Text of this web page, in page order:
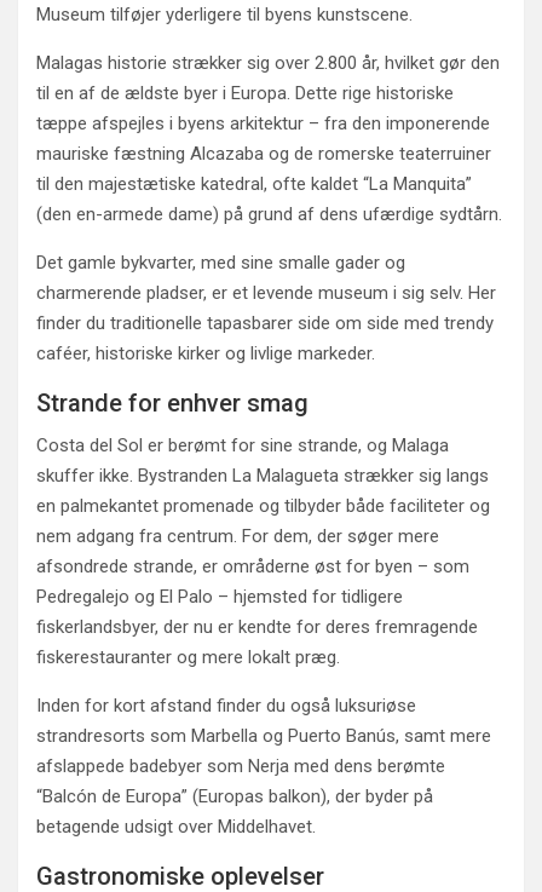
Museum tilføjer yderligere til byens kunstscene.
Malagas historie strækker sig over 2.800 år, hvilket gør den
til en af de ældste byer i Europa. Dette rige historiske
tæppe afspejles i byens arkitektur – fra den imponerende
mauriske fæstning Alcazaba og de romerske teaterruiner
til den majestætiske katedral, ofte kaldet “La Manquita”
(den en-armede dame) på grund af dens ufærdige sydtårn.
Det gamle bykvarter, med sine smalle gader og
charmerende pladser, er et levende museum i sig selv. Her
finder du traditionelle tapasbarer side om side med trendy
caféer, historiske kirker og livlige markeder.
Strande for enhver smag
Costa del Sol er berømt for sine strande, og Malaga
skuffer ikke. Bystranden La Malagueta strækker sig langs
en palmekantet promenade og tilbyder både faciliteter og
nem adgang fra centrum. For dem, der søger mere
afsondrede strande, er områderne øst for byen – som
Pedregalejo og El Palo – hjemsted for tidligere
fiskerlandsbyer, der nu er kendte for deres fremragende
fiskerestauranter og mere lokalt præg.
Inden for kort afstand finder du også luksuriøse
strandresorts som Marbella og Puerto Banús, samt mere
afslappede badebyer som Nerja med dens berømte
“Balcón de Europa” (Europas balkon), der byder på
betagende udsigt over Middelhavet.
Gastronomiske oplevelser